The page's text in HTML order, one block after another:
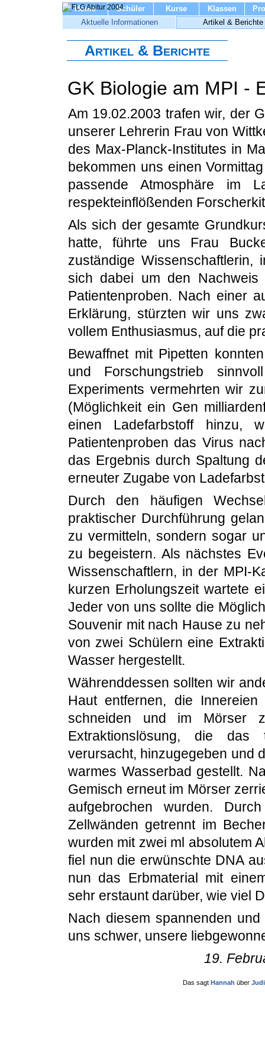
Home Schüler Kurse Klassen
Aktuelle Informationen
Artikel & Berichte
Artikel & Berichte
GK Biologie am MPI -
Am 19.02.2003 trafen wir, der
unserer Lehrerin Frau von
des Max-Planck-Institutes in
bekommen uns einen
passende Atmosphäre im
respekteinflößenden
Als sich der gesamte
hatte, führte uns Frau
zuständige
sich dabei um den
Patientenproben. Nach einer
Erklärung, stürzten wir uns
vollem Enthusiasmus, auf die
Bewaffnet mit Pipetten
und Forschungstrieb
Experiments vermehrten wir
(Möglichkeit ein Gen
einen Ladefarbstoff
Patientenproben das Virus
das Ergebnis durch Spaltung
erneuter Zugabe von
Durch den häufigen
praktischer Durchführung
zu vermitteln, sondern sogar
zu begeistern. Als nächstes
Wissenschaftlern, in der MPI-
kurzen Erholungszeit wartete
Jeder von uns sollte die
Souvenir mit nach Hause zu
von zwei Schülern eine
Wasser hergestellt.
Währenddessen sollten wir
Haut entfernen, die
schneiden und im Mörser
Extraktionslösung, die das
verursacht, hinzugegeben und
warmes Wasserbad gestellt.
Gemisch erneut im Mörser
aufgebrochen wurden.
Zellwänden getrennt im
wurden mit zwei ml absolutem
fiel nun die erwünschte DNA
nun das Erbmaterial mit
sehr erstaunt darüber, wie viel
Nach diesem spannenden
uns schwer, unsere
19.
Das sagt Hannah über